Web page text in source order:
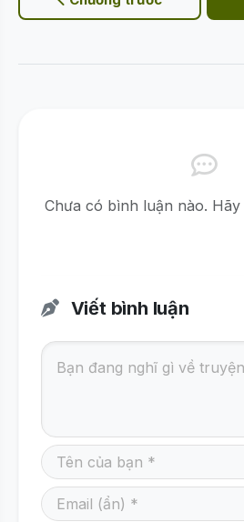
Chưa có bình luận nào.
Viết bình luận